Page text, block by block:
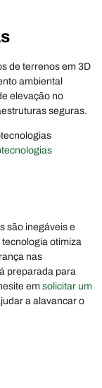
de terrenos em 3D
ambiental
elevação no
seguras.
são inegáveis e
otimiza
nas
preparada para
em solicitar um
a alavancar o